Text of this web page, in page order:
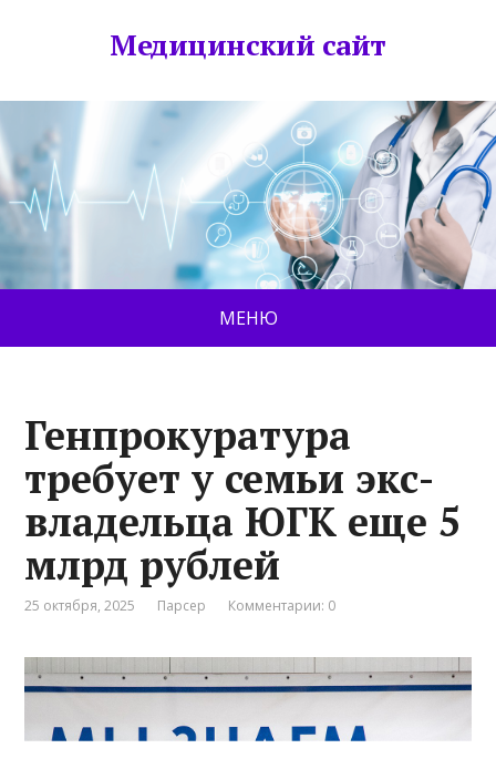
Медицинский сайт
МЕНЮ
Генпрокуратура
требует у семьи экс-
владельца ЮГК еще 5
млрд рублей
25 октября, 2025 Парсер Комментарии: 0